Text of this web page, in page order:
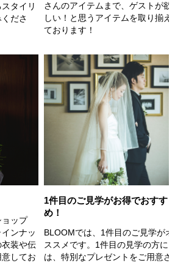
タイリ
ださ
さんのアイテムまで、ゲストが欲
しい！と思うアイテムを取り揃え
ております！
ップ
インナッ
装や伝
してお
1件目のご見学がお得でおすす
め！
BLOOMでは、1件目のご見学がオ
ススメです。1件目の見学の方に
は、特別なプレゼントをご用意さ